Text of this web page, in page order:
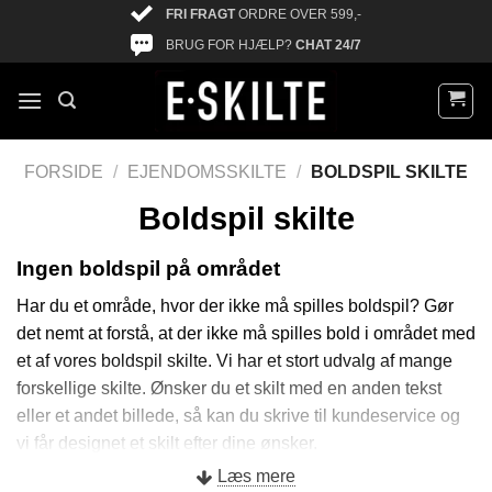
FRI FRAGTORDRE OVER 599,-
BRUG FOR HJÆLP? CHAT 24/7
Boldspil skilte
FORSIDE / EJENDOMSSKILTE / BOLDSPIL SKILTE
Ingen boldspil på området
Har du et område, hvor der ikke må spilles boldspil? Gør
det nemt at forstå, at der ikke må spilles bold i området med
et af vores boldspil skilte. Vi har et stort udvalg af mange
forskellige skilte. Ønsker du et skilt med en anden tekst
eller et andet billede, så kan du skrive til kundeservice og
vi får designet et skilt efter dine ønsker.
Læs mere